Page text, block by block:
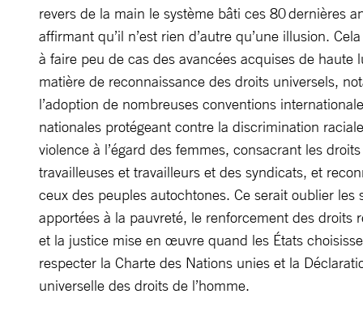
revers de la main le système bâti ces 80 dernières
affirmant qu’il n’est rien d’autre qu’une illusion.
à faire peu de cas des avancées acquises de haute
matière de reconnaissance des droits universels,
l’adoption de nombreuses conventions
nationales protégeant contre la discrimination
violence à l’égard des femmes, consacrant les
travailleuses et travailleurs et des syndicats, et
ceux des peuples autochtones. Ce serait oublier les
apportées à la pauvreté, le renforcement des droits
et la justice mise en œuvre quand les États
respecter la Charte des Nations unies et la
universelle des droits de l’homme.